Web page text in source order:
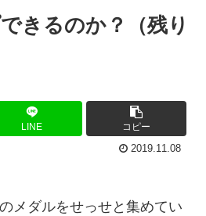
きるのか？（残り
LINE
コピー
2019.11.08
メダルをせっせと集めてい